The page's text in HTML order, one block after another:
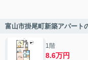
富山市掛尾町新築アパート
1階
8.6万円